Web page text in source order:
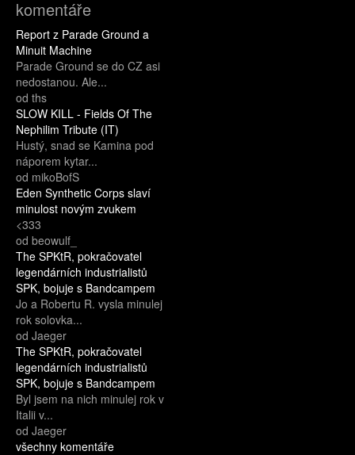
komentáře
Report z Parade Ground a
Minuit Machine
Parade Ground se do CZ asi
nedostanou. Ale...
od ths
SLOW KILL - Fields Of The
Nephilim Tribute (IT)
Hustý, snad se Kamina pod
náporem kytar...
od mikoBofS
Eden Synthetic Corps slaví
minulost novým zvukem
<333
od beowulf_
The SPKtR, pokračovatel
legendárních industrialistů
SPK, bojuje s Bandcampem
Jo a Robertu R. vysla minulej
rok solovka...
od Jaeger
The SPKtR, pokračovatel
legendárních industrialistů
SPK, bojuje s Bandcampem
Byl jsem na nich minulej rok v
Italii v...
od Jaeger
všechny komentáře